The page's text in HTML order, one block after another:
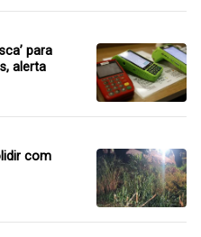
para
alerta
com